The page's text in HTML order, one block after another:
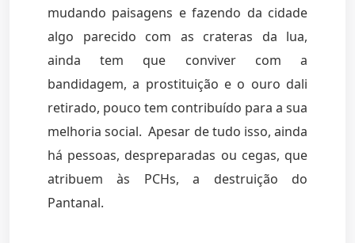
mudando paisagens e fazendo da cidade
algo parecido com as crateras da lua,
ainda tem que conviver com a
bandidagem, a prostituição e o ouro dali
retirado, pouco tem contribuído para a sua
melhoria social. Apesar de tudo isso, ainda
há pessoas, despreparadas ou cegas, que
atribuem às PCHs, a destruição do
Pantanal.